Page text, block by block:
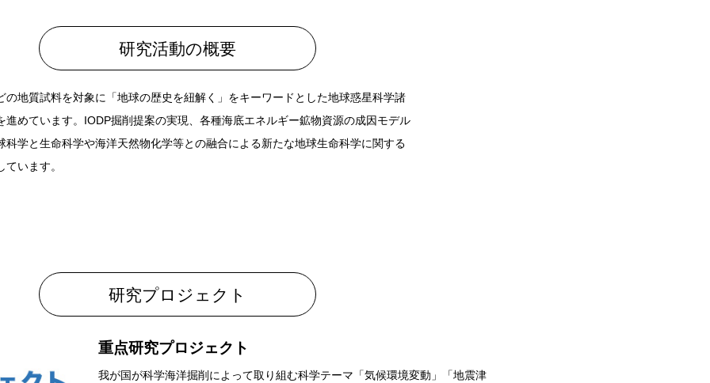
研究活動の概要
の地質試料を対象に「地球の歴史を紐解く」をキーワードとした地球惑星科学諸
進めています。IODP掘削提案の実現、各種海底エネルギー鉱物資源の成因モデル
科学と生命科学や海洋天然物化学等との融合による新たな地球生命科学に関する
います。
研究プロジェクト
重点研究プロジェクト
我が国が科学海洋掘削によって取り組む科学テーマ「気候環境変動」「地震津